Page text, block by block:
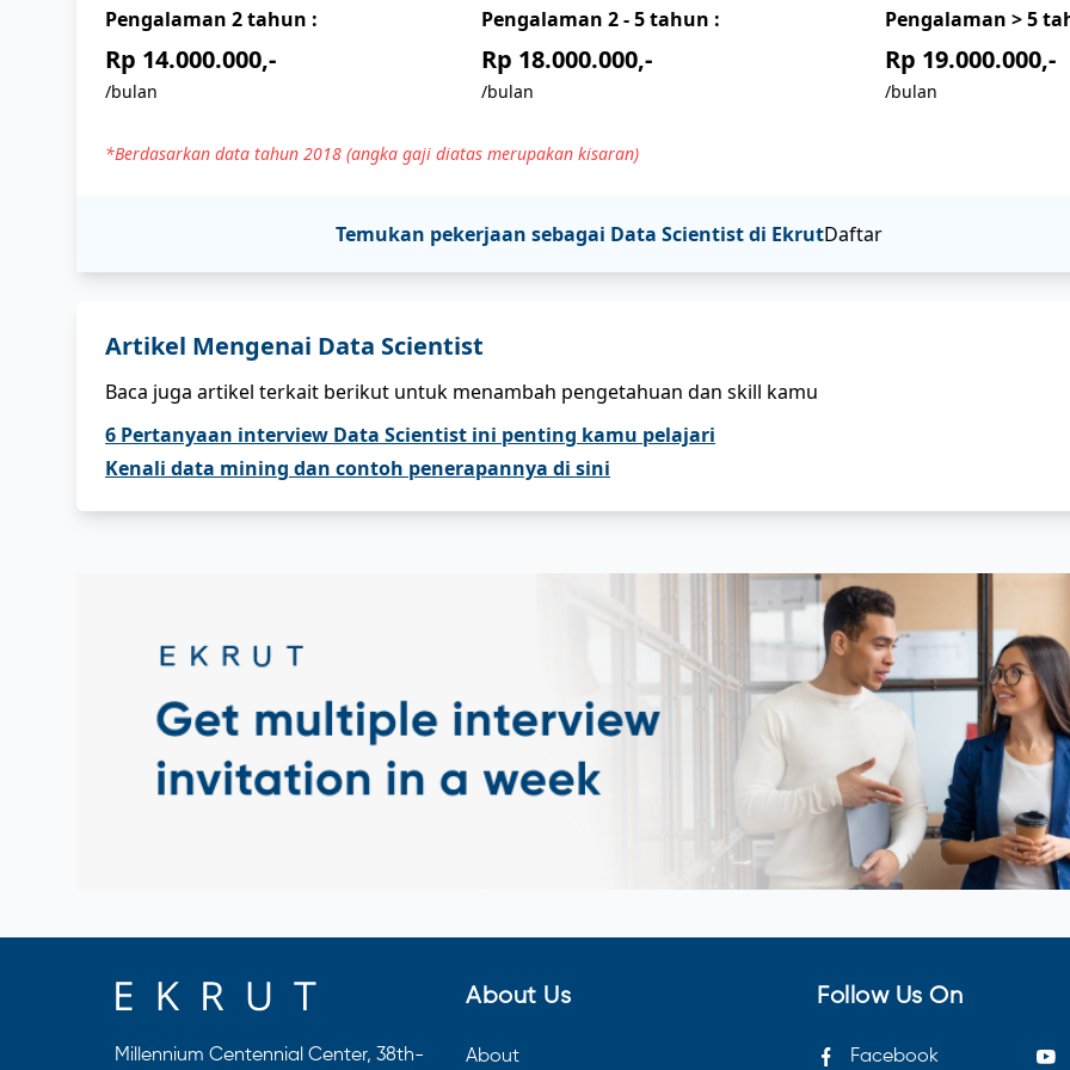
Pengalaman 2tahun :
Rp 14.000.000,-
/bulan
Pengalaman2 - 5tahun :
Rp 18.000.000,-
/bulan
Pengalaman > 5
Rp 19.000.000,-
/bulan
*Berdasarkan data tahun 2018 (angka gaji diatas merupakan kisaran)
Temukan pekerjaan sebagai Data Scientistdi EkrutDaftar
Artikel Mengenai Data Scientist
Baca juga artikel terkait berikut untuk menambah pengetahuan dan skill kamu
6 Pertanyaan interview Data Scientist ini penting kamu pelajari
Kenali data mining dan contoh penerapannya di sini
Millennium Centennial Center, 38th-
About Us
About
Follow Us On
Facebook